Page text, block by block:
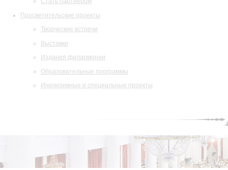
Просветительские проекты
Творческие встречи
Выставки
Издания филармонии
Образовательные программы
Инклюзивные и специальные проекты